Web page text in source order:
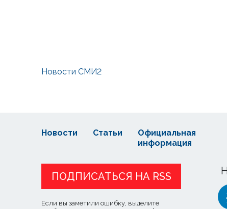
Новости СМИ2
ПОДПИСАТЬСЯ НА RSS
Если вы заметили ошибку, выделите
Новости Статьи
Официальная
информация